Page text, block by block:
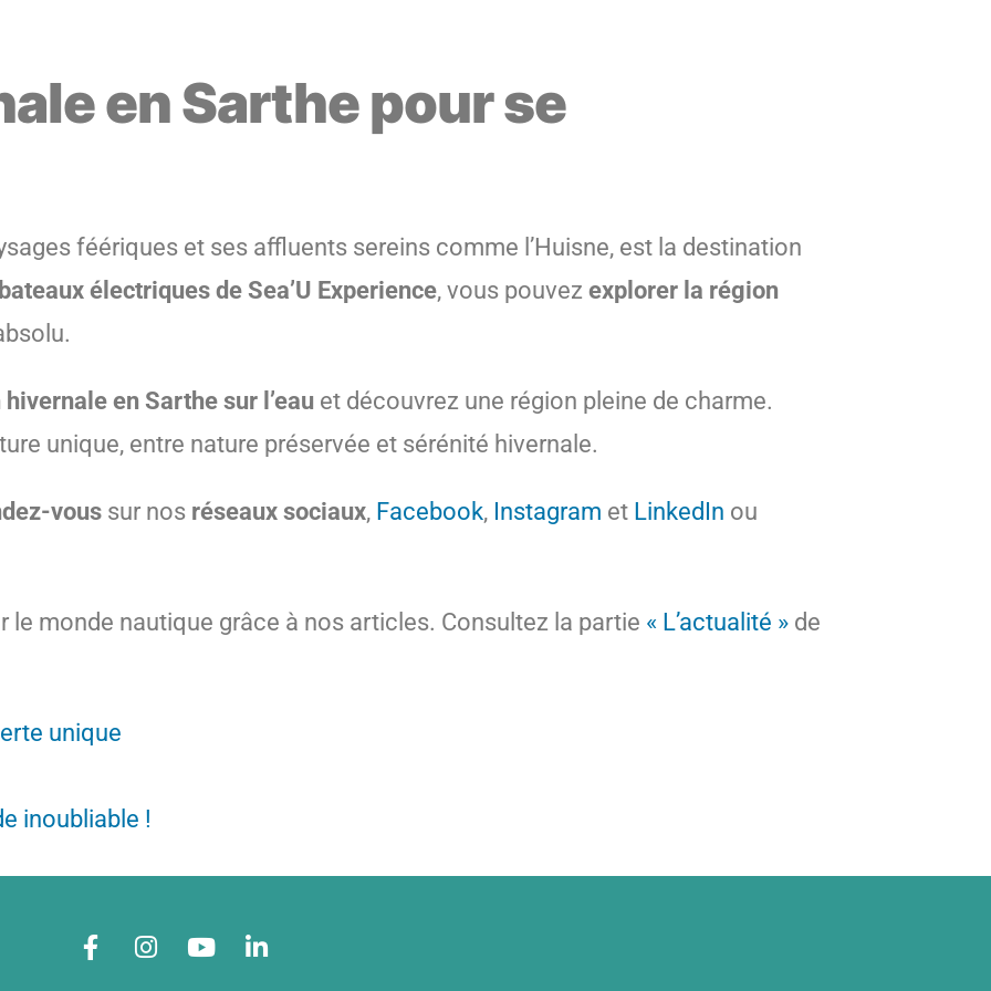
en Sarthe pour se
féériques et ses affluents sereins comme l’Huisne, est la destination
électriques de Sea’U Experience, vous pouvez explorer la région
en Sarthe sur l’eau et découvrez une région pleine de charme.
unique, entre nature préservée et sérénité hivernale.
vous sur nos réseaux sociaux, Facebook, Instagram et LinkedIn ou
le monde nautique grâce à nos articles. Consultez la partie « L’actualité » de
unique
inoubliable !